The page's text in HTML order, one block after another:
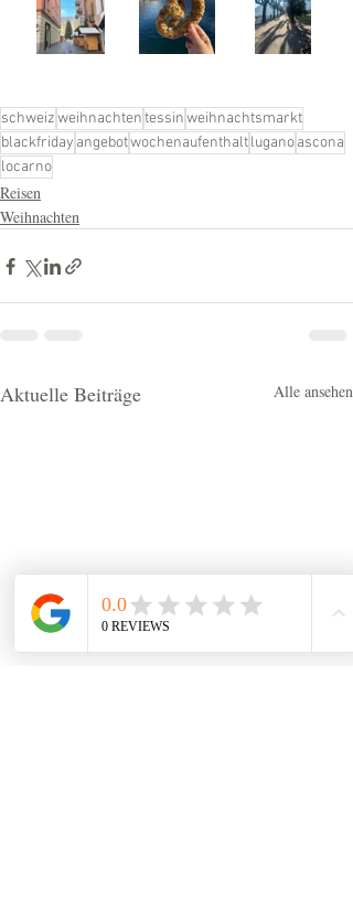
schweizweihnachtentessinweihnachtsmarkt
blackfriday angebotwochenaufenthaltluganoascona
locarno
Reisen
Weihnachten
Aktuelle Beiträge Alle ansehen